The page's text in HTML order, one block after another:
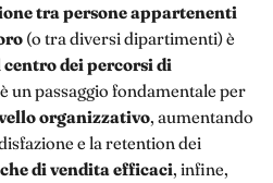
tra persone appartenenti
(o tra diversi dipartimenti) è
centro dei percorsi di
un passaggio fondamentale per
organizzativo, aumentando
e la retention dei
di vendita efficaci, infine,